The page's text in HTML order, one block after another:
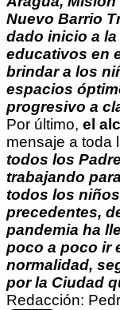
Nuevo Barrio
dado inicio a
educativos en
brindar a los
espacios
progresivo a
Por último, el
mensaje a toda
todos los
trabajando
todos los
precedentes,
pandemia ha
poco a poco ir
normalidad,
por la Ciudad
Redacción: